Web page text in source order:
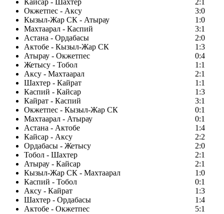
Кайсар - Шахтер
2:1
Окжетпес - Аксу
3:0
Кызыл-Жар СК - Атырау
1:0
Махтаарал - Каспий
3:1
Астана - Ордабасы
2:0
Актобе - Кызыл-Жар СК
1:3
Атырау - Окжетпес
0:4
Жетысу - Тобол
1:1
Аксу - Махтаарал
2:1
Шахтер - Кайрат
1:1
Каспий - Кайсар
1:3
Кайрат - Каспий
3:1
Окжетпес - Кызыл-Жар СК
0:1
Махтаарал - Атырау
0:1
Астана - Актобе
1:4
Кайсар - Аксу
2:2
Ордабасы - Жетысу
2:0
Тобол - Шахтер
2:1
Атырау - Кайсар
2:1
Кызыл-Жар СК - Махтаарал
1:0
Каспий - Тобол
0:1
Аксу - Кайрат
1:3
Шахтер - Ордабасы
1:4
Актобе - Окжетпес
5:1